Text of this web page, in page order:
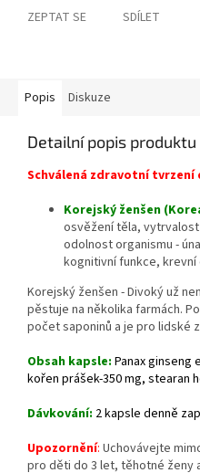
ZEPTAT SE SDÍLET
Popis Diskuze
Detailní popis produktu
Schválená zdravotní tvrzení
Korejský ženšen
osvěžení těla,
odolnost organismu -
kognitivní funkce,
Korejský ženšen - Divoký už
pěstuje na několika farmách.
počet saponinů a je pro lidské
Obsah kapsle: Panax ginseng
kořen prášek-350 mg, stearan
Dávkování: 2 kapsle denně
Upozornění: Uchovávejte
pro děti do 3 let, těhotné ženy